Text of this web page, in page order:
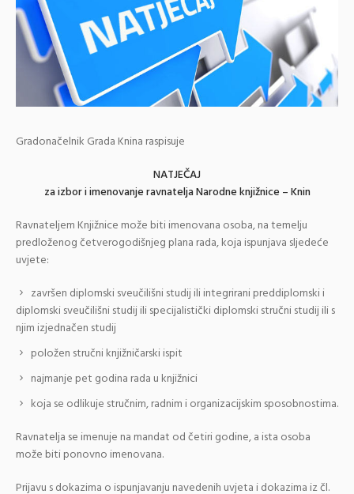
Gradonačelnik Grada Knina raspisuje
NATJEČAJ
za izbor i imenovanje ravnatelja Narodne knjižnice – Knin
Ravnateljem Knjižnice može biti imenovana osoba, na temelju
predloženog četverogodišnjeg plana rada, koja ispunjava sljedeće
uvjete:
završen diplomski sveučilišni studij ili integrirani preddiplomski i
diplomski sveučilišni studij ili specijalistički diplomski stručni studij ili s
njim izjednačen studij
položen stručni knjižničarski ispit
najmanje pet godina rada u knjižnici
koja se odlikuje stručnim, radnim i organizacijskim sposobnostima.
Ravnatelja se imenuje na mandat od četiri godine, a ista osoba
može biti ponovno imenovana.
Prijavu s dokazima o ispunjavanju navedenih uvjeta i dokazima iz čl.